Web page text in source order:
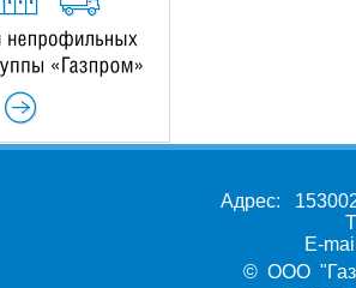
Адрес:
E-
© ООО